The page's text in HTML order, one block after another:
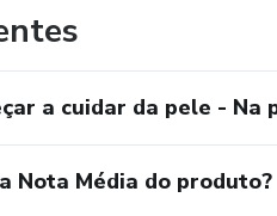
a cuidar da pele - Na
Nota Média do produto?